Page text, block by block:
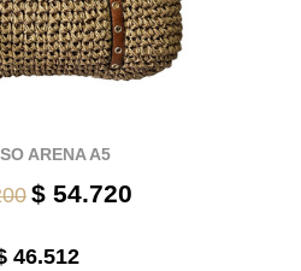
ARENA A5
$ 54.720
46.512